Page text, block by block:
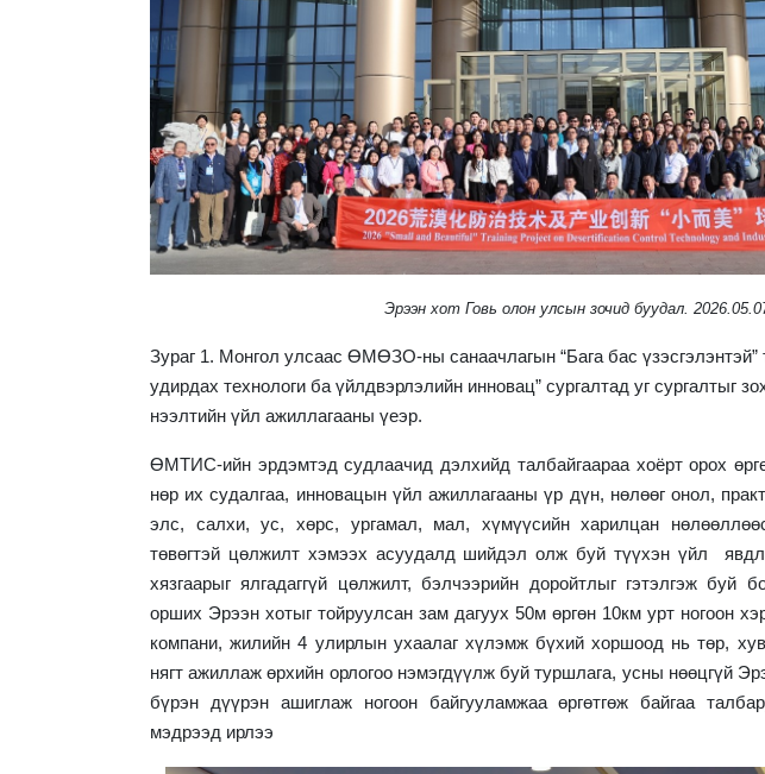
Эрээн хот Говь олон улсын зочид буудал.
Зураг 1. Монгол улсаас ӨМӨЗО-ны санаачлагын “Бага бас үзэсгэлэнтэй”
удирдах технологи ба үйлдвэрлэлийн инновац” сургалтад уг сургалтыг
нээлтийн үйл ажиллагааны үеэр.
ӨМТИС-ийн эрдэмтэд судлаачид дэлхийд талбайгаараа хоёрт орох
нөр их судалгаа, инновацын үйл ажиллагааны үр дүн, нөлөөг онол,
элс, салхи, ус, хөрс, ургамал, мал, хүмүүсийн харилцан
төвөгтэй цөлжилт хэмээх асуудалд шийдэл олж буй түүхэн үйл
хязгаарыг ялгадаггүй цөлжилт, бэлчээрийн доройтлыг гэтэлгэж буй
орших Эрээн хотыг тойруулсан зам дагуух 50м өргөн 10км урт ногоон
компани, жилийн 4 улирлын ухаалаг хүлэмж бүхий хоршоод нь төр,
нягт ажиллаж өрхийн орлогоо нэмэгдүүлж буй туршлага, усны нөөцгүй
бүрэн дүүрэн ашиглаж ногоон байгууламжаа өргөтгөж байгаа
мэдрээд ирлээ